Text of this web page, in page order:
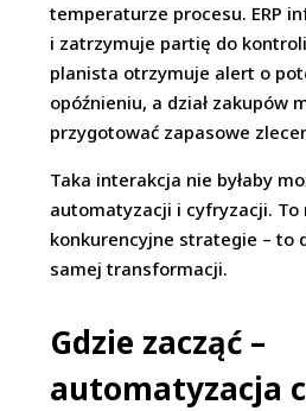
temperaturze procesu. ERP
i zatrzymuje partię do
planista otrzymuje alert o
opóźnieniu, a dział zakupów
przygotować zapasowe
Taka interakcja nie byłaby
automatyzacji i cyfryzacji. To
konkurencyjne strategie – to
samej transformacji.
Gdzie zacząć –
automatyzacja